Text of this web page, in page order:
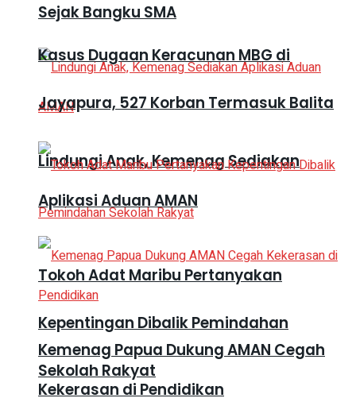
Sejak Bangku SMA
Lindungi Anak, Kemenag Sediakan
Aplikasi Aduan AMAN
Kemenag Papua Dukung AMAN Cegah
Kekerasan di Pendidikan
Kasus Dugaan Keracunan MBG di
Jayapura, 527 Korban Termasuk Balita
Tokoh Adat Maribu Pertanyakan
Kepentingan Dibalik Pemindahan
Sekolah Rakyat